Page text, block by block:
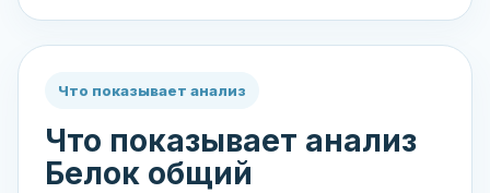
Что показывает анализ
Что показывает анализ
Белок общий